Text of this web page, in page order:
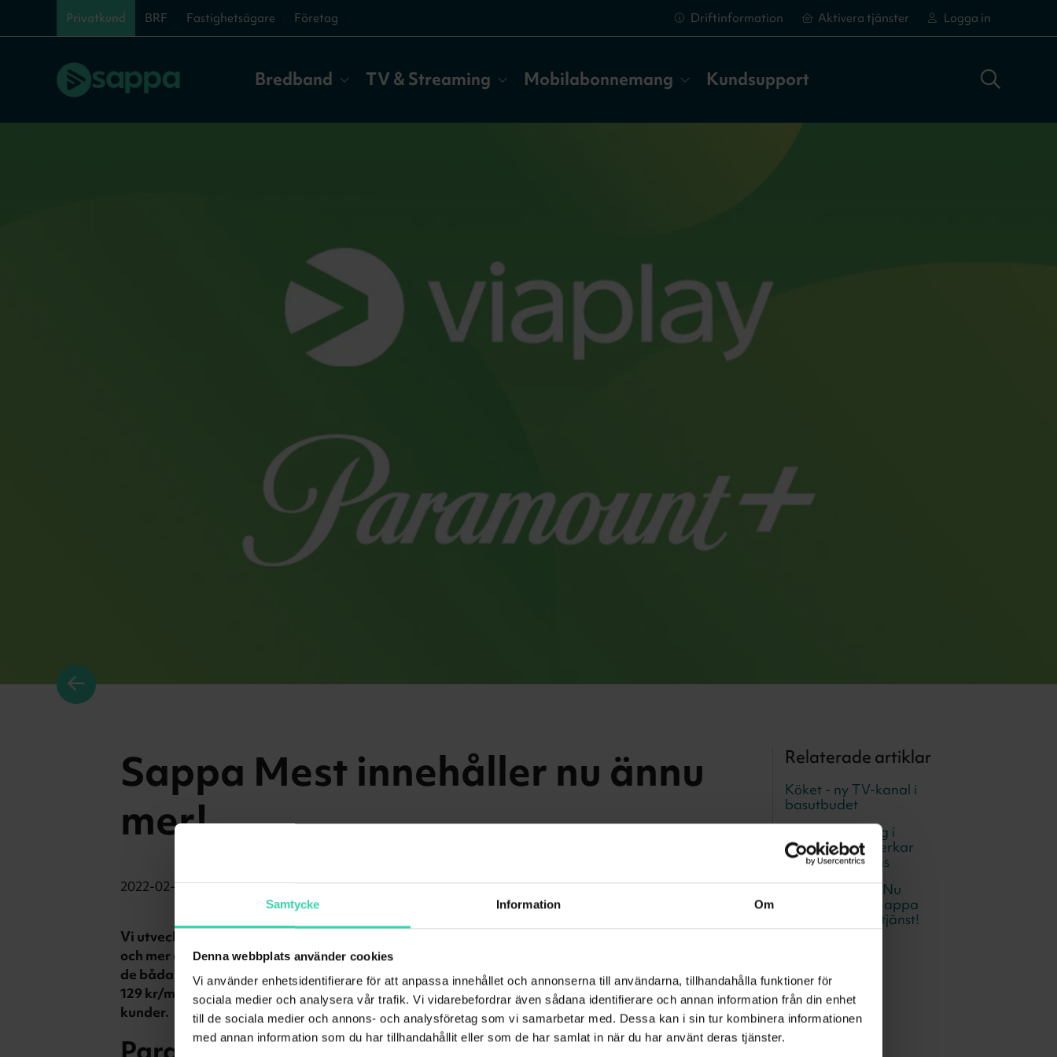
Samtycke Information Om
Denna webbplats använder cookies
Vi använder enhetsidentifierare för att anpassa innehållet och annonserna till användarna, tillhandahålla funktioner för
sociala medier och analysera vår trafik. Vi vidarebefordrar även sådana identifierare och annan information från din enhet
till de sociala medier och annons- och analysföretag som vi samarbetar med. Dessa kan i sin tur kombinera informationen
med annan information som du har tillhandahållit eller som de har samlat in när du har använt deras tjänster.
Privatkund BRF Fastighetsägare Företag Driftinformation Aktivera tjänster Logga in
Aktivera tjänster
Bredband TV & Streaming Mobilabonnemang Kundsupport
Sappa Mest innehåller nu ännu
mer!
2022-02-28
Vi utvecklar våra TV-tjänster för att möta våra kunders önskemål, och streamingtjänster blir mer
och mer efterfrågade. Därför gör vi nu vårt TV-paket Sappa Mest ännu större, genom att lägga till
de båda streamingtjänsterna direkt inbakat i paketet. Det innebär att Viaplay Film & Serier (värde
129 kr/mån) och Paramount+ (värde 69 kr/mån) blir tillagt 1 mars för alla befintliga Sappa Mest-
kunder.
Relaterade artiklar
Köket - ny TV-kanal i
basutbudet
TV4s förändring i
marknätet påverkar
inte vår leverans
SkyShowtime – Nu
tillgänglig hos Sappa
som fristående tjänst!